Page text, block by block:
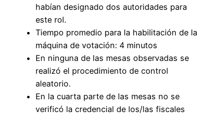
habían designado dos autoridades para
este rol.
Tiempo promedio para la habilitación de la
máquina de votación: 4 minutos
En ninguna de las mesas observadas se
realizó el procedimiento de control
aleatorio.
En la cuarta parte de las mesas no se
verificó la credencial de los/las fiscales